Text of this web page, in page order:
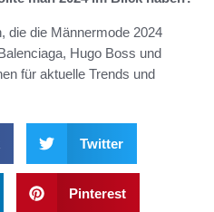
die die Männermode 2024
Hugo Boss und
für aktuelle Trends und
Twitter
Pinterest